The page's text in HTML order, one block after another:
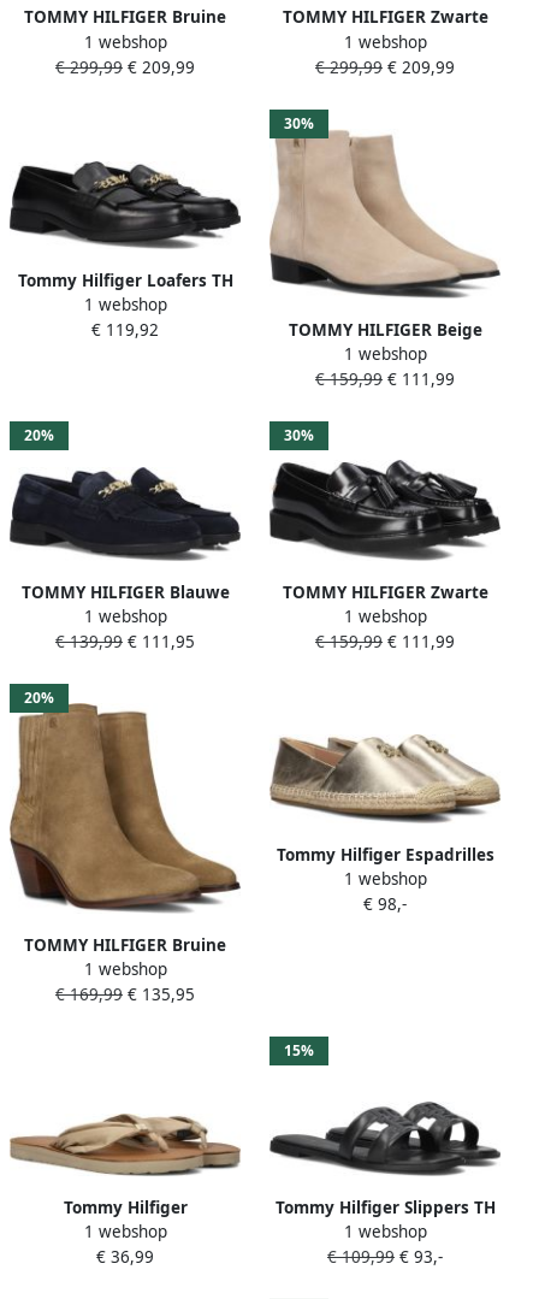
TOMMY HILFIGER Bruine
Laarzen Riding Long Boot
Block
1 webshop
€ 299,99 € 209,99
TOMMY HILFIGER Zwarte
Laarzen Riding Long Boot
Block
1 webshop
€ 299,99 € 209,99
Tommy Hilfiger Loafers TH
CHAIN FRINGE LEATHER
LOAFER blokhak slipper
1 webshop
€ 119,92
30%
TOMMY HILFIGER Beige
Enkellaarsjes Th Suede
Pointy Zip Bootie
1 webshop
€ 159,99 € 111,99
20%
TOMMY HILFIGER Blauwe
Loafers Th Chain Fringe
Suede Loafer
1 webshop
€ 139,99 € 111,95
30%
TOMMY HILFIGER Zwarte
Loafers Tassel Squarish Toe
Lthr Loafer
1 webshop
€ 159,99 € 111,99
20%
TOMMY HILFIGER Bruine
Enkellaarsjes Western Mid
Heel S
1 webshop
€ 169,99 € 135,95
Tommy Hilfiger Espadrilles
TH LOGO METALLIC
LEATHER ESPAD
1 webshop
€ 98,-
Tommy Hilfiger
Teenslippers TH ELEVATED
BEACH SANDAL
1 webshop
€ 36,99
15%
Tommy Hilfiger Slippers TH
LOGO STRAP MULE
comfortabele schoen
1 webshop
€ 109,99 € 93,-